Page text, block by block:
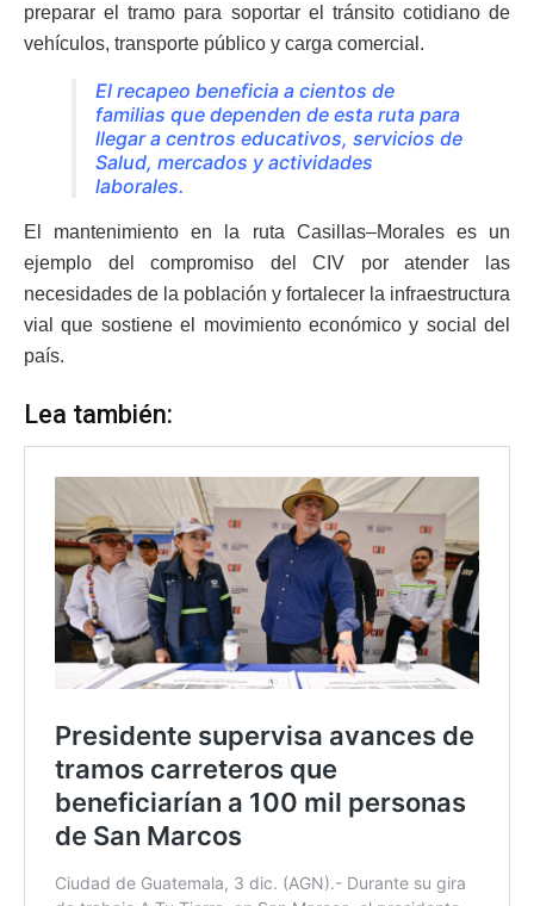
preparar el tramo para soportar el tránsito cotidiano de
vehículos, transporte público y carga comercial.
El recapeo beneficia a cientos de
familias que dependen de esta ruta para
llegar a centros educativos, servicios de
Salud, mercados y actividades
laborales.
El mantenimiento en la ruta Casillas–Morales es un
ejemplo del compromiso del CIV por atender las
necesidades de la población y fortalecer la infraestructura
vial que sostiene el movimiento económico y social del
país.
Lea también: